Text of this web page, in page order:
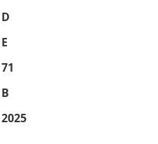
D
E
71
B
2025